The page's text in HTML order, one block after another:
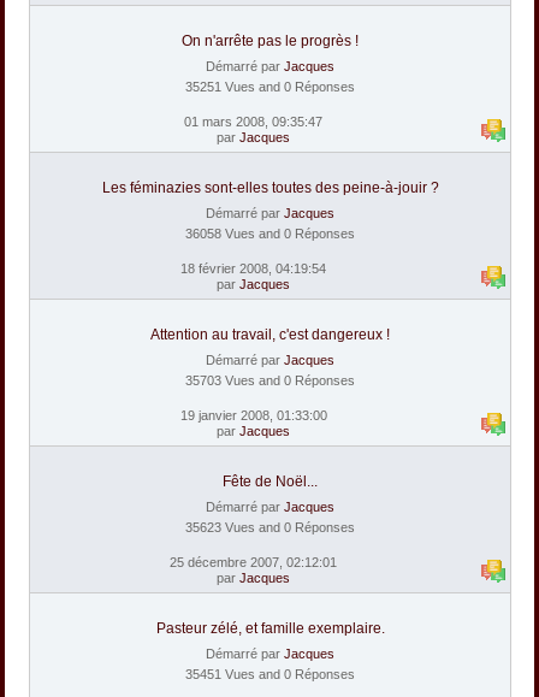
On n'arrête pas le progrès !
Démarré par Jacques
35251 Vues and 0 Réponses
01 mars 2008, 09:35:47
par Jacques
Les féminazies sont-elles toutes des peine-à-jouir ?
Démarré par Jacques
36058 Vues and 0 Réponses
18 février 2008, 04:19:54
par Jacques
Attention au travail, c'est dangereux !
Démarré par Jacques
35703 Vues and 0 Réponses
19 janvier 2008, 01:33:00
par Jacques
Fête de Noël...
Démarré par Jacques
35623 Vues and 0 Réponses
25 décembre 2007, 02:12:01
par Jacques
Pasteur zélé, et famille exemplaire.
Démarré par Jacques
35451 Vues and 0 Réponses